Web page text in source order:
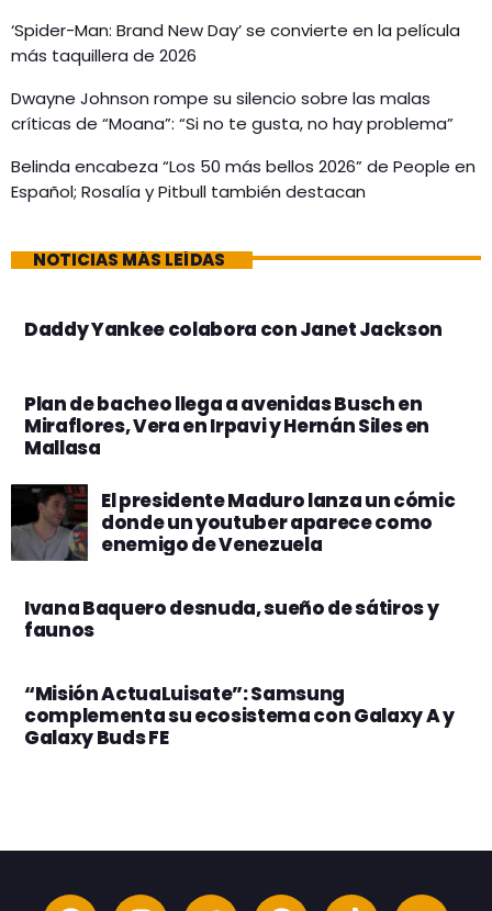
‘Spider-Man: Brand New Day’ se convierte en la película
más taquillera de 2026
Dwayne Johnson rompe su silencio sobre las malas
críticas de “Moana”: “Si no te gusta, no hay problema”
Belinda encabeza “Los 50 más bellos 2026” de People en
Español; Rosalía y Pitbull también destacan
NOTICIAS MÁS LEÍDAS
Daddy Yankee colabora con Janet Jackson
Plan de bacheo llega a avenidas Busch en
Miraflores, Vera en Irpavi y Hernán Siles en
Mallasa
El presidente Maduro lanza un cómic
donde un youtuber aparece como
enemigo de Venezuela
Ivana Baquero desnuda, sueño de sátiros y
faunos
“Misión ActuaLuisate”: Samsung
complementa su ecosistema con Galaxy A y
Galaxy Buds FE